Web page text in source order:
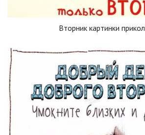
Вторник картинки